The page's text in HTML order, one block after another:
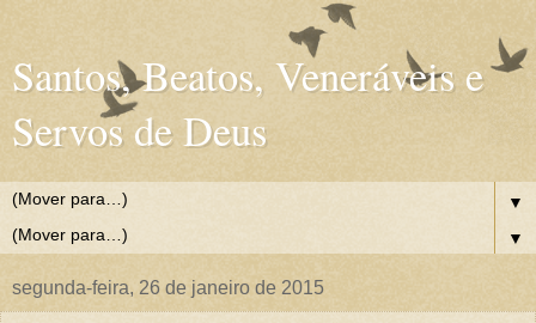
Santos, Beatos, Veneráveis e
Servos de Deus
▼
▼
segunda-feira, 26 de janeiro de 2015